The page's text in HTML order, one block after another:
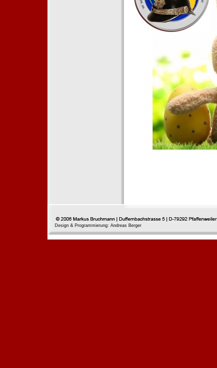
Design & Programmierung: Andreas Berger